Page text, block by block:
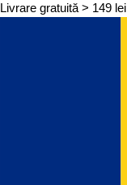
Livrare gratuită > 149 lei